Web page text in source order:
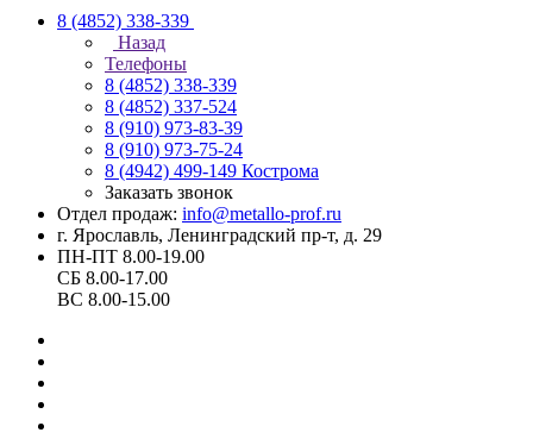
8 (4852) 338-339
Назад
Телефоны
8 (4852) 338-339
8 (4852) 337-524
8 (910) 973-83-39
8 (910) 973-75-24
8 (4942) 499-149 Кострома
Заказать звонок
Отдел продаж: info@metallo-prof.ru
г. Ярославль, Ленинградский пр-т, д. 29
ПН-ПТ 8.00-19.00
СБ 8.00-17.00
ВС 8.00-15.00